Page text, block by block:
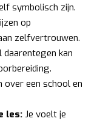
symbolisch zijn.
op
zelfvertrouwen.
daarentegen kan
over een school en
les: Je voelt je